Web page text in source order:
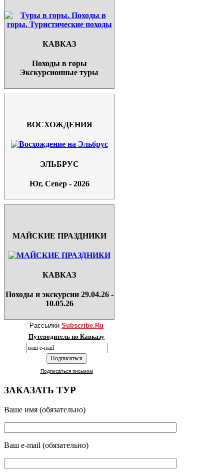
КАВКАЗ
Походы в горы
Экскурсионные туры
ВОСХОЖДЕНИЯ
ЭЛЬБРУС
Юг, Север - 2026
МАЙСКИЕ ПРАЗДНИКИ
КАВКАЗ
Походы и экскурсии 29.04.26 -
10.05.26
Рассылки Subscribe.Ru
Путеводитель по Кавказу
Подписаться письмом
ЗАКАЗАТЬ ТУР
Ваше имя (обязательно)
Ваш e-mail (обязательно)